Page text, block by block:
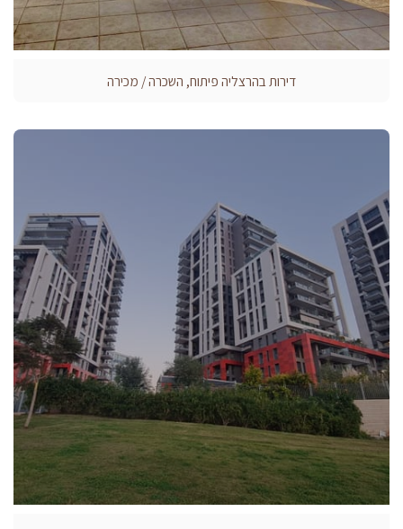
דירות בהרצליה פיתוח, השכרה / מכירה